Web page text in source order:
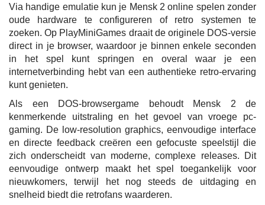
Via handige emulatie kun je Mensk 2 online spelen zonder
oude hardware te configureren of retro systemen te
zoeken. Op PlayMiniGames draait de originele DOS-versie
direct in je browser, waardoor je binnen enkele seconden
in het spel kunt springen en overal waar je een
internetverbinding hebt van een authentieke retro-ervaring
kunt genieten.
Als een DOS-browsergame behoudt Mensk 2 de
kenmerkende uitstraling en het gevoel van vroege pc-
gaming. De low-resolution graphics, eenvoudige interface
en directe feedback creëren een gefocuste speelstijl die
zich onderscheidt van moderne, complexe releases. Dit
eenvoudige ontwerp maakt het spel toegankelijk voor
nieuwkomers, terwijl het nog steeds de uitdaging en
snelheid biedt die retrofans waarderen.